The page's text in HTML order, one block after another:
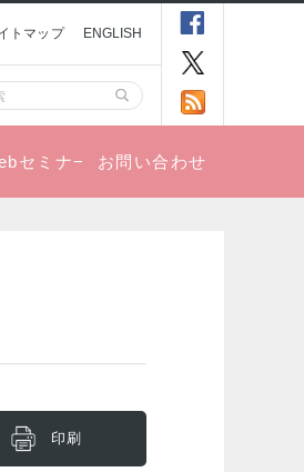
トマップ ENGLISH
セミナ− お問い合わせ
印刷